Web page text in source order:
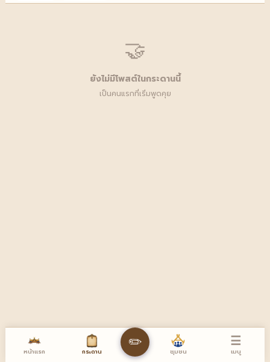
🤝
ยังไม่มีโพสต์ในกระดานนี้
เป็นคนแรกที่เริ่มพูดคุย
หน้าแรก กระดาน ✏️ ชุมชน
☰
เมนู